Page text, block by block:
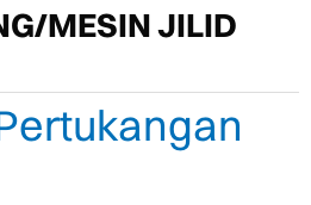
MESIN JILID